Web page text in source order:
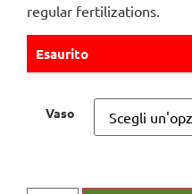
regular fertilizations.
Esaurito
Vaso